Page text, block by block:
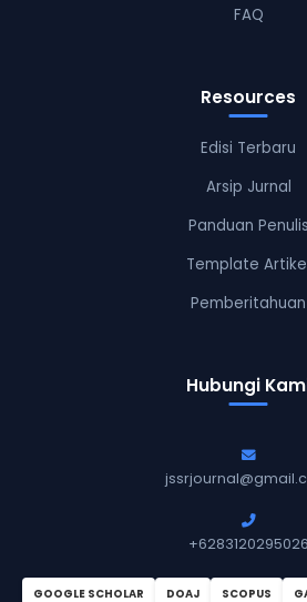
FAQ
Resources
Edisi Terbaru
Arsip Jurnal
Panduan Penulis
Template
Pemberitahuan
Hubungi
+6283120295026
GOOGLE SCHOLAR DOAJ SCOPUS